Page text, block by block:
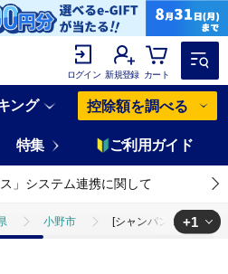
ログイン 新規登録 カート
ング 控除額を調べる
特集 ご利用ガイド
」システム連携に関して
小野市 [シャンパンゴールド]
+1